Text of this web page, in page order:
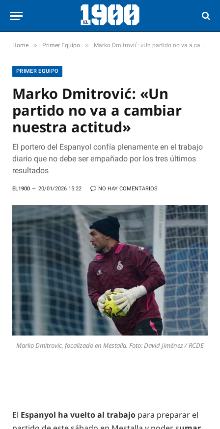
Home » Primer Equipo » Marko Dmitrović: «Un partido no va a cambiar nuestra actitud»
PRIMER EQUIPO
Marko Dmitrović: «Un
partido no va a cambiar
nuestra actitud»
El portero del Espanyol confía plenamente en el trabajo
diario que no debe ser empañado por los tres últimos
resultados
EL1900 20/01/2026 15:22 NO HAY COMENTARIOS
Marko Dmitrovic, focalizado en Mestalla. Foto: David Jiménez / RCDE
El Espanyol ha vuelto al trabajo para preparar el